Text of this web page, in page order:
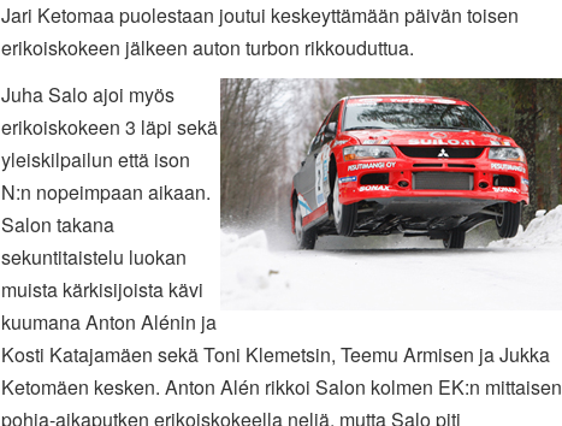
Jari Ketomaa puolestaan joutui keskeyttämään päivän toisen
erikoiskokeen jälkeen auton turbon rikkouduttua.
Juha Salo ajoi myös
erikoiskokeen 3 läpi sekä
yleiskilpailun että ison
N:n nopeimpaan aikaan.
Salon takana
sekuntitaistelu luokan
muista kärkisijoista kävi
kuumana Anton Alénin ja
Kosti Katajamäen sekä Toni Klemetsin, Teemu Armisen ja Jukka
Ketomäen kesken. Anton Alén rikkoi Salon kolmen EK:n mittaisen
pohja-aikaputken erikoiskokeella neljä, mutta Salo piti